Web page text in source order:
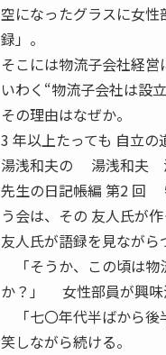
空になったグラスに女
録」。
そこには物流子会社経営
いわく“物流子会社は設
その理由はなぜか。
3 年以上たっても 自立の
湯浅和夫の 湯浅和夫
先生の日記帳編 第2 回
う会は、その 友人氏が
友人氏が語録を見ながら
「そうか、この頃は
か？」 女性部員が興味
「七〇年代半ばから
笑しながら続ける。